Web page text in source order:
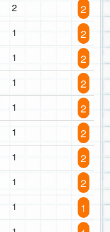
2 2
1 2
1 2
1 2
1 2
1 2
1 2
1 2
1 1